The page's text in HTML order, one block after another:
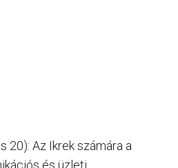
20): Az Ikrek számára a
és üzleti